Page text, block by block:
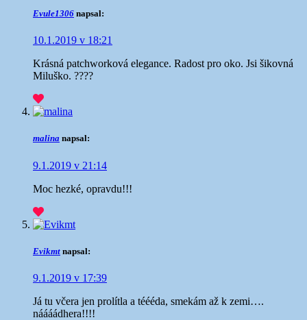
Evule1306 napsal:
10.1.2019 v 18:21
Krásná patchworková elegance. Radost pro oko. Jsi šikovná
Miluško. ????
malina napsal:
9.1.2019 v 21:14
Moc hezké, opravdu!!!
Evikmt napsal:
9.1.2019 v 17:39
Já tu včera jen prolítla a téééda, smekám až k zemi….
náááádhera!!!!